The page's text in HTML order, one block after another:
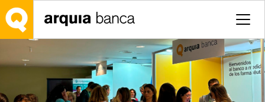
Saltar al contenido principal